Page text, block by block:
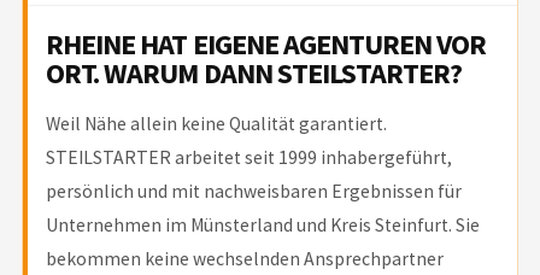
RHEINE HAT EIGENE AGENTUREN VOR
ORT. WARUM DANN STEILSTARTER?
Weil Nähe allein keine Qualität garantiert.
STEILSTARTER arbeitet seit 1999 inhabergeführt,
persönlich und mit nachweisbaren Ergebnissen für
Unternehmen im Münsterland und Kreis Steinfurt. Sie
bekommen keine wechselnden Ansprechpartner